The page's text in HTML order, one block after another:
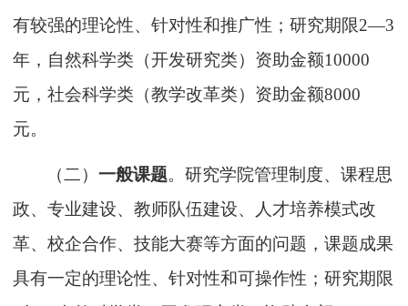
有较强的理论性、针对性和推广性 ；研究期限2—3
年，自然科学类 （开发研究类） 资助金额10000
元，社会科学类 （教学改革类） 资助金额8000
元。
（二）一般课题。研究学院管理制度、课程思
政、专业建设、教师队伍建设、人才培养模式改
革、校企合作、技能大赛等方面的问题，课题成果
具有一定的理论性、针对性和可操作性 ；研究期限